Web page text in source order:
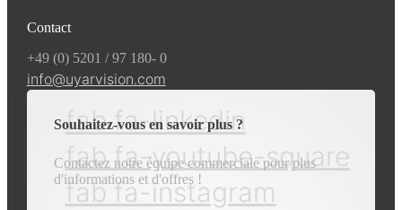
Contact
+49 (0) 5201 / 97 180- 0
info@uyarvision.com
fab fa-linkedin
fab fa-youtube-square
fab fa-instagram
Souhaitez-vous en savoir plus ?
Contactez notre équipe commerciale pour plus
d'informations et d'offres !